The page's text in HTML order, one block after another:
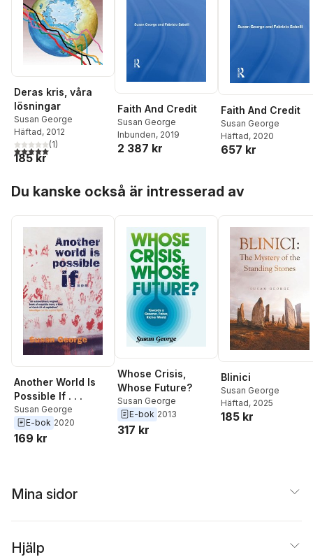
Deras kris, våra
lösningar
Susan George
Häftad, 2012
5,0utav 5 stjärnor. Totalt antal röster:
(1)
185 kr
Faith And Credit
Susan George
Inbunden, 2019
2 387 kr
Faith And Credit
Susan George
Häftad, 2020
657 kr
Du kanske också är intresserad av
Another World Is
Possible If . . .
Susan George
E-bok 2020
169 kr
Whose Crisis,
Whose Future?
Susan George
E-bok 2013
317 kr
Blinici
Susan George
Häftad, 2025
185 kr
Mina sidor
Hjälp